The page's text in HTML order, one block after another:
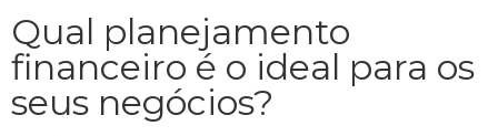
Qual planejamento
financeiro é o ideal para os
seus negócios?